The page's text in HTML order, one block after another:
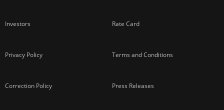
Investors Rate Card
Privacy Policy Terms and Conditions
Correction Policy Press Releases